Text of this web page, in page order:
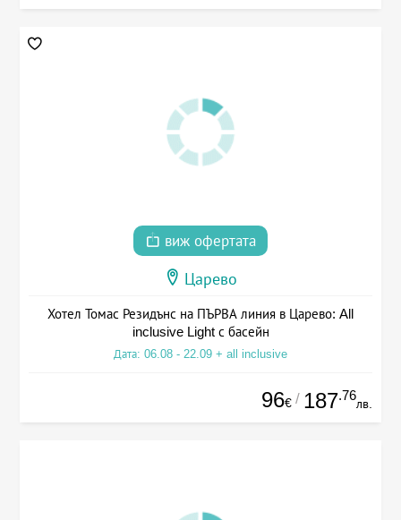
виж офертата
Царево
Хотел Томас Резидънс на ПЪРВА линия в Царево: All
inclusive Light с басейн
Дата: 06.08 - 22.09 + all inclusive
96€ / 187.76
лв.